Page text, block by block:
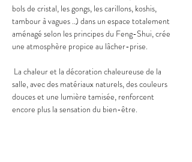
bols de cristal, les gongs, les carillons, koshis,
tambour à vagues ..) dans un espace totalement
aménagé selon les principes du Feng-Shui, crée
une atmosphère propice au lâcher-prise.
salle, avec des matériaux naturels, des couleurs
douces et une lumière tamisée, renforcent
encore plus la sensation du bien-être.